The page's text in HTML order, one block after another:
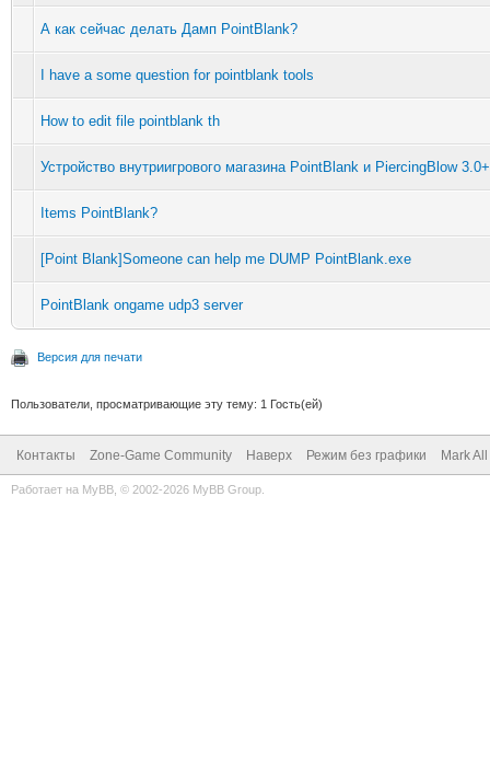
А как сейчас делать Дамп PointBlank?
I have a some question for pointblank tools
How to edit file pointblank th
Устройство внутриигрового магазина PointBlank и PiercingBlow 3.0+
Items PointBlank?
[Point Blank]Someone can help me DUMP PointBlank.exe
PointBlank ongame udp3 server
Версия для печати
Пользователи, просматривающие эту тему: 1 Гость(ей)
Контакты Zone-Game Community Наверх Режим без графики Mark
Работает на MyBB , © 2002-2026 MyBB Group